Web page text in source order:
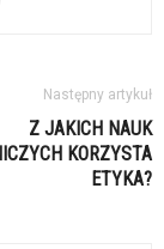
Następny artykuł
Z JAKICH NAUK
KORZYSTA
ETYKA?